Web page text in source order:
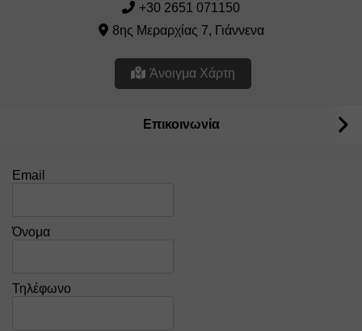
+30 2651 071150
8ης Μεραρχίας 7, Γιάννενα
Άνοιγμα Χάρτη
Επικοινωνία
Email
Όνομα
Τηλέφωνο